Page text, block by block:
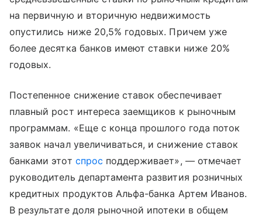
на первичную и вторичную недвижимость
опустились ниже 20,5% годовых. Причем уже
более десятка банков имеют ставки ниже 20%
годовых.
Постепенное снижение ставок обеспечивает
плавный рост интереса заемщиков к рыночным
программам. «Еще с конца прошлого года поток
заявок начал увеличиваться, и снижение ставок
банками этот спрос поддерживает», — отмечает
руководитель департамента развития розничных
кредитных продуктов Альфа-банка Артем Иванов.
В результате доля рыночной ипотеки в общем